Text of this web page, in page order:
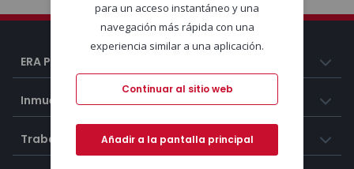
ERA Portugal
Inmuebles
Trabaja con nosotros
para un acceso instantáneo y una
navegación más rápida con una
experiencia similar a una aplicación.
Continuar al sitio web
Añadir a la pantalla principal